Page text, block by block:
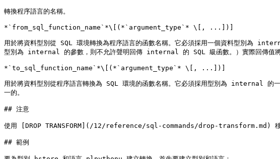
轉換程序語言的名稱。
*`from_sql_function_name`*\[(*`argument_type`* \[, ...])]
用於將資料型別從 SQL 環境轉換為程序語言的函數名稱。它必須採用一個資料型別為
型別為 internal 的參數，則不允許聲明回傳 internal 的 SQL 級函數。）實際回傳值將是
*`to_sql_function_name`*\[(*`argument_type`* \[, ...])]
用於將資料型別從程序語言轉換為 SQL 環境的函數名稱。它必須採用型別為 internal 的一
一的。
## 注意
使用 [DROP TRANSFORM](/12/reference/sql-commands/drop-transform.md) 移
## 範例